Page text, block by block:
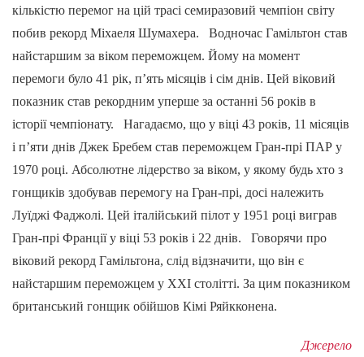
кількістю перемог на цій трасі семиразовий чемпіон світу
побив рекорд Міхаеля Шумахера. Водночас Гамільтон став
найстаршим за віком переможцем. Йому на момент
перемоги було 41 рік, п’ять місяців і сім днів. Цей віковий
показник став рекордним уперше за останні 56 років в
історії чемпіонату. Нагадаємо, що у віці 43 років, 11 місяців
і п’яти днів Джек Бребем став переможцем Гран-прі ПАР у
1970 році. Абсолютне лідерство за віком, у якому будь хто з
гонщиків здобував перемогу на Гран-прі, досі належить
Луїджі Фаджолі. Цей італійський пілот у 1951 році виграв
Гран-прі Франції у віці 53 років і 22 днів. Говорячи про
віковий рекорд Гамільтона, слід відзначити, що він є
найстаршим переможцем у XXI столітті. За цим показником
британський гонщик обійшов Кімі Ряйкконена.
Джерело